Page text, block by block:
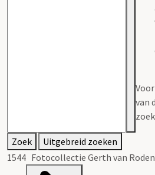
van
Zoek
Uitgebreid zoeken
1544 Fotocollectie Gerth van Roden